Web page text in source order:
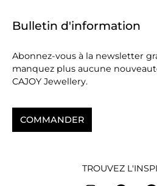
Bulletin d'information
Abonnez-vous à la newsletter
manquez plus aucune
CAJOY Jewellery.
COMMANDER
TROUVEZ